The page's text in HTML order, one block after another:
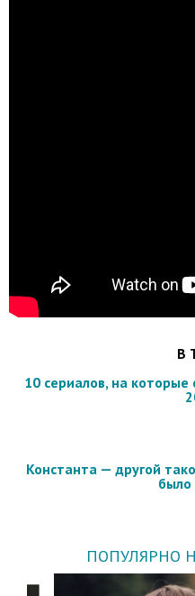
В
10 сериалов, на которые
Константа — другой
было
ПОПУЛЯРНО